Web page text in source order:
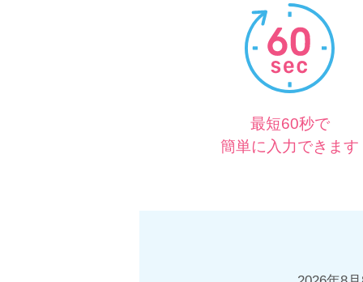
最短60秒で
簡単に入力できます